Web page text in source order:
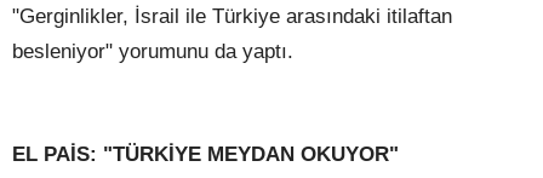
"Gerginlikler, İsrail ile Türkiye arasındaki itilaftan
besleniyor" yorumunu da yaptı.
EL PAİS: "TÜRKİYE MEYDAN OKUYOR"